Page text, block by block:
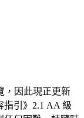
，因此現正更新
引》2.1 AA 級